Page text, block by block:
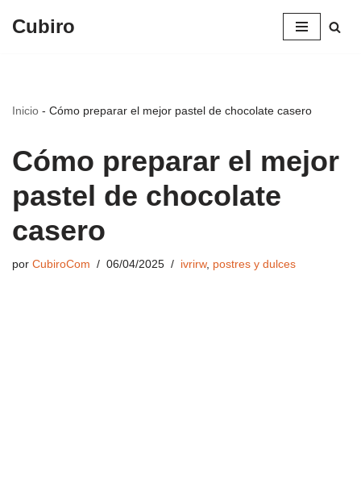
Cubiro
Inicio - Cómo preparar el mejor pastel de chocolate casero
Cómo preparar el mejor
pastel de chocolate
casero
por CubiroCom 06/04/2025 ivrirw, postres y dulces